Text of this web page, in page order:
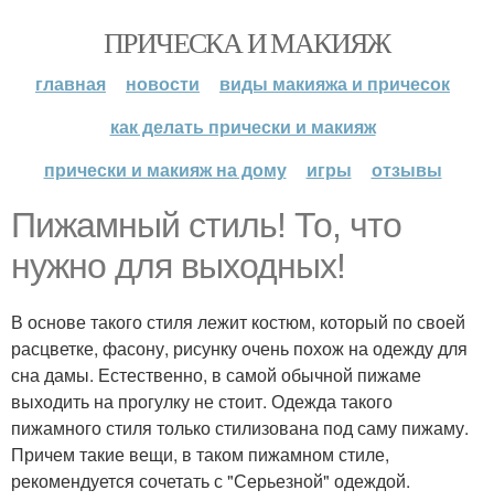
ПРИЧЕСКА И МАКИЯЖ
главная новости
виды макияжа и причесок
как делать прически и макияж
прически и макияж на дому
игры отзывы
Пижамный стиль! То, что
нужно для выходных!
В основе такого стиля лежит костюм, который по своей
расцветке, фасону, рисунку очень похож на одежду для
сна дамы. Естественно, в самой обычной пижаме
выходить на прогулку не стоит. Одежда такого
пижамного стиля только стилизована под саму пижаму.
Причем такие вещи, в таком пижамном стиле,
рекомендуется сочетать с "Серьезной" одеждой.